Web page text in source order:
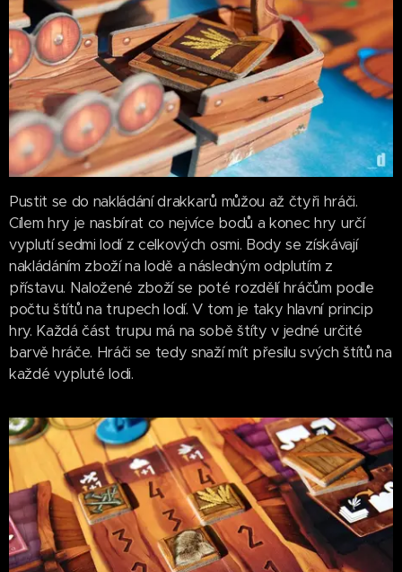
Pustit se do nakládání drakkarů můžou až čtyři hráči.
Cílem hry je nasbírat co nejvíce bodů a konec hry určí
vyplutí sedmi lodí z celkových osmi. Body se získávají
nakládáním zboží na lodě a následným odplutím z
přístavu. Naložené zboží se poté rozdělí hráčům podle
počtu štítů na trupech lodí. V tom je taky hlavní princip
hry. Každá část trupu má na sobě štíty v jedné určité
barvě hráče. Hráči se tedy snaží mít přesilu svých štítů na
každé vypluté lodi.